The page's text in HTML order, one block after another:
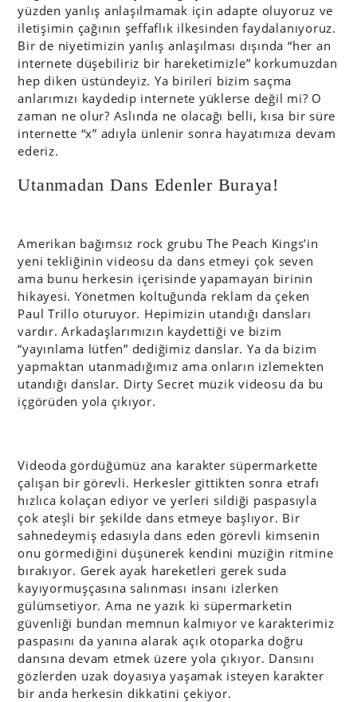
yüzden yanlış anlaşılmamak için adapte oluyoruz ve
iletişimin çağının şeffaflık ilkesinden faydalanıyoruz.
Bir de niyetimizin yanlış anlaşılması dışında “her an
internete düşebiliriz bir hareketimizle” korkumuzdan
hep diken üstündeyiz. Ya birileri bizim saçma
anlarımızı kaydedip internete yüklerse değil mi? O
zaman ne olur? Aslında ne olacağı belli, kısa bir süre
internette “x” adıyla ünlenir sonra hayatımıza devam
ederiz.
Utanmadan Dans Edenler Buraya!
Amerikan bağımsız rock grubu The Peach Kings’in
yeni tekliğinin videosu da dans etmeyi çok seven
ama bunu herkesin içerisinde yapamayan birinin
hikayesi. Yönetmen koltuğunda reklam da çeken
Paul Trillo oturuyor. Hepimizin utandığı dansları
vardır. Arkadaşlarımızın kaydettiği ve bizim
“yayınlama lütfen” dediğimiz danslar. Ya da bizim
yapmaktan utanmadığımız ama onların izlemekten
utandığı danslar. Dirty Secret müzik videosu da bu
içgörüden yola çıkıyor.
Videoda gördüğümüz ana karakter süpermarkette
çalışan bir görevli. Herkesler gittikten sonra etrafı
hızlıca kolaçan ediyor ve yerleri sildiği paspasıyla
çok ateşli bir şekilde dans etmeye başlıyor. Bir
sahnedeymiş edasıyla dans eden görevli kimsenin
onu görmediğini düşünerek kendini müziğin ritmine
bırakıyor. Gerek ayak hareketleri gerek suda
kayıyormuşçasına salınması insanı izlerken
gülümsetiyor. Ama ne yazık ki süpermarketin
güvenliği bundan memnun kalmıyor ve karakterimiz
paspasını da yanına alarak açık otoparka doğru
dansına devam etmek üzere yola çıkıyor. Dansını
gözlerden uzak doyasıya yaşamak isteyen karakter
bir anda herkesin dikkatini çekiyor.